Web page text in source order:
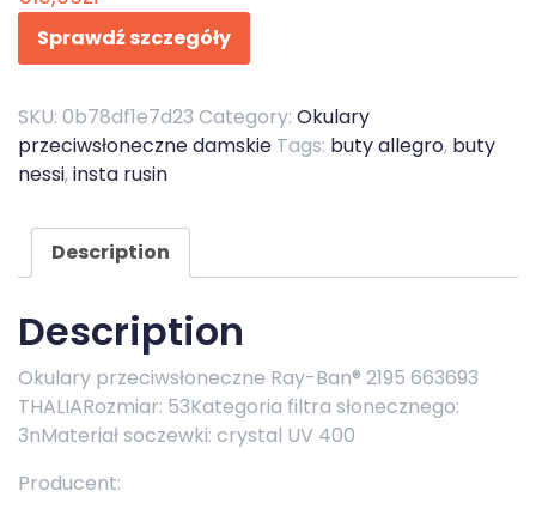
Sprawdź szczegóły
SKU: 0b78df1e7d23 Category: Okulary
przeciwsłoneczne damskie Tags: buty allegro, buty
nessi,insta rusin
Description
Description
Okulary przeciwsłoneczne Ray-Ban® 2195 663693
THALIARozmiar: 53Kategoria filtra słonecznego:
3nMateriał soczewki: crystal UV 400
Producent: